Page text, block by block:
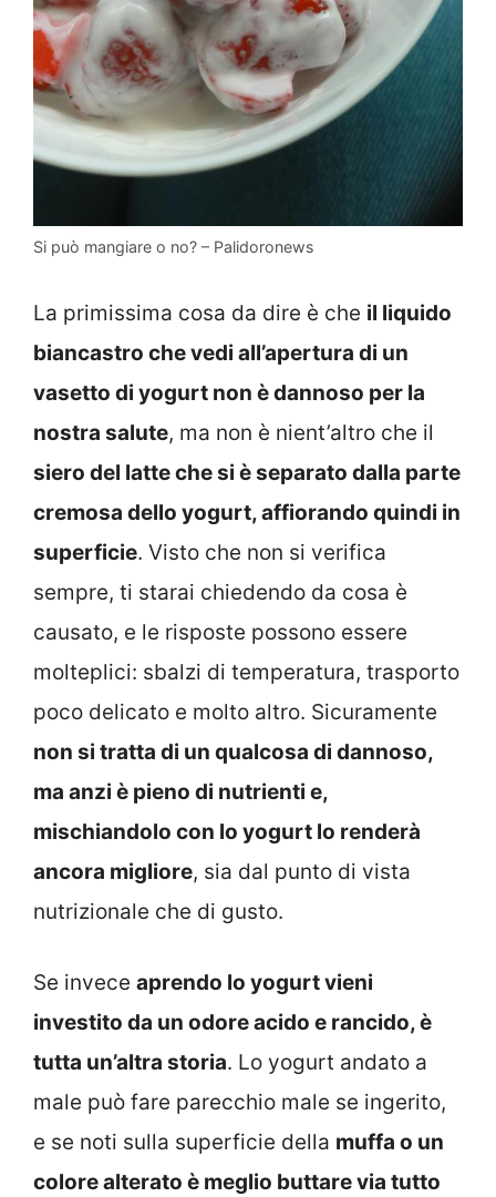
Si può mangiare o no? – Palidoronews
La primissima cosa da dire è che il liquido
biancastro che vedi all’apertura di un
vasetto di yogurt non è dannoso per la
nostra salute, ma non è nient’altro che il
siero del latte che si è separato dalla parte
cremosa dello yogurt, affiorando quindi in
superficie. Visto che non si verifica
sempre, ti starai chiedendo da cosa è
causato, e le risposte possono essere
molteplici: sbalzi di temperatura, trasporto
poco delicato e molto altro. Sicuramente
non si tratta di un qualcosa di dannoso,
ma anzi è pieno di nutrienti e,
mischiandolo con lo yogurt lo renderà
ancora migliore, sia dal punto di vista
nutrizionale che di gusto.
Se invece aprendo lo yogurt vieni
investito da un odore acido e rancido, è
tutta un’altra storia. Lo yogurt andato a
male può fare parecchio male se ingerito,
e se noti sulla superficie della muffa o un
colore alterato è meglio buttare via tutto